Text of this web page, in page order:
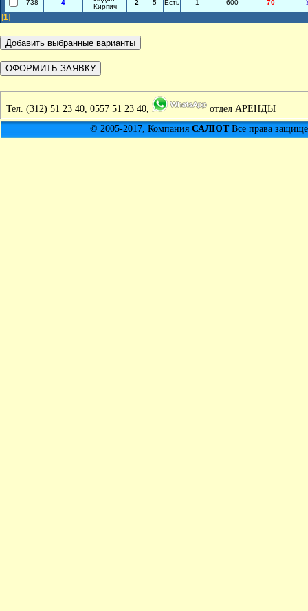
738 4
Кирпич
2 5 Есть 1 600 70
[1]
Тел. (312) 51 23 40, 0557 51 23 40,
отдел АРЕНДЫ
© 2005-2017, Компания САЛЮТВсе права